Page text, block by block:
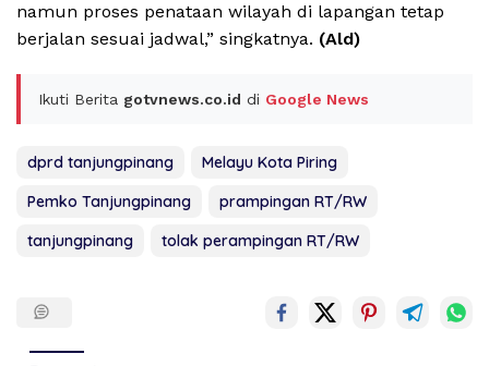
namun proses penataan wilayah di lapangan tetap
berjalan sesuai jadwal,” singkatnya. (Ald)
Ikuti Berita gotvnews.co.id di Google News
dprd tanjungpinang
Melayu Kota Piring
Pemko Tanjungpinang
prampingan RT/RW
tanjungpinang
tolak perampingan RT/RW